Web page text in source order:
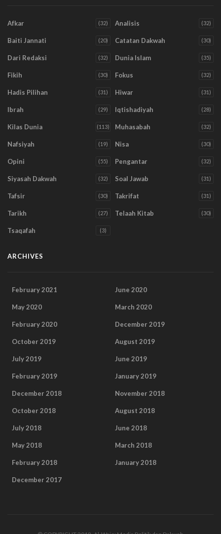
Afkar (32) Analisis (32)
Baiti Jannati (20) Catatan Dakwah (30)
Dari Redaksi (32) Dunia Islam (35)
Fikih (30) Fokus (32)
Hadis Pilihan (31) Hiwar (31)
Ibrah (29) Iqtishadiyah (28)
Kilas Dunia (113) Muhasabah (32)
Nafsiyah (19) Nisa (30)
Opini (55) Pengantar (32)
Siyasah Dakwah (32) Soal Jawab (31)
Tafsir (30) Takrifat (31)
Tarikh (27) Telaah Kitab (30)
Tsaqafah (3)
ARCHIVES
February 2021 June 2020
May 2020 March 2020
February 2020 December 2019
October 2019 August 2019
July 2019 June 2019
February 2019 January 2019
December 2018 November 2018
October 2018 August 2018
July 2018 June 2018
May 2018 March 2018
February 2018 January 2018
December 2017